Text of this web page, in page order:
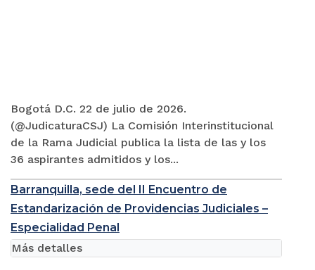
Bogotá D.C. 22 de julio de 2026.
(@JudicaturaCSJ) La Comisión Interinstitucional
de la Rama Judicial publica la lista de las y los
36 aspirantes admitidos y los...
Barranquilla, sede del II Encuentro de
Estandarización de Providencias Judiciales –
Especialidad Penal
Más detalles